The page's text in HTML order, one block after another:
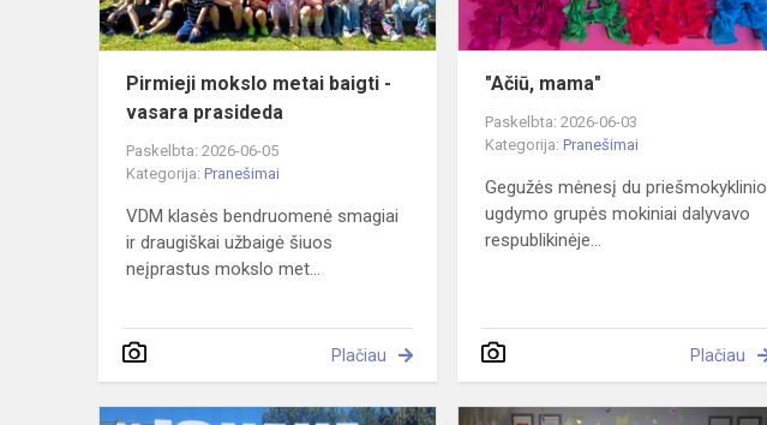
prasideda
Pirmieji mokslo metai baigti -
vasara prasideda
Paskelbta: 2026-06-05
Kategorija: Pranešimai
VDM klasės bendruomenė smagiai
ir draugiškai užbaigė šiuos
neįprastus mokslo met...
Plačiau
"Ačiū, mama"
Paskelbta: 2026-06-03
Kategorija:Pranešimai
Gegužės mėnesį du priešmokyklinio
ugdymo grupės mokiniai dalyvavo
respublikinėje...
Plačiau
Paspirtukų